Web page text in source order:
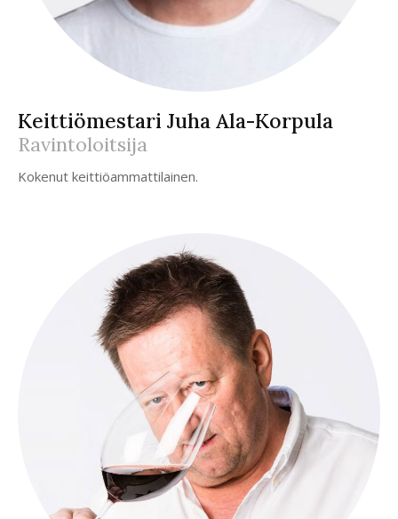
Keittiömestari Juha Ala-Korpula
Ravintoloitsija
Kokenut keittiöammattilainen.